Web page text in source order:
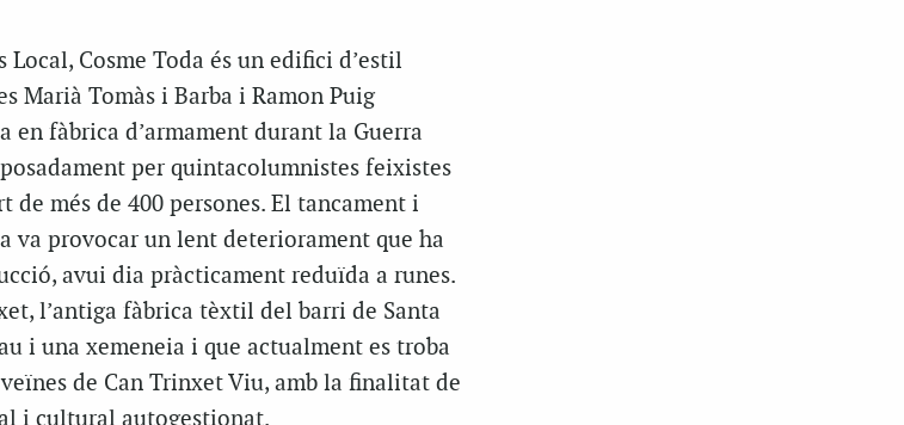
Cosme Toda és un edifici d’estil
Marià Tomàs i Barba i Ramon Puig
fàbrica d’armament durant la Guerra
per quintacolumnistes feixistes
més de 400 persones. El tancament i
va provocar un lent deteriorament que ha
avui dia pràcticament reduïda a runes.
l’antiga fàbrica tèxtil del barri de Santa
i una xemeneia i que actualment es troba
de Can Trinxet Viu, amb la finalitat de